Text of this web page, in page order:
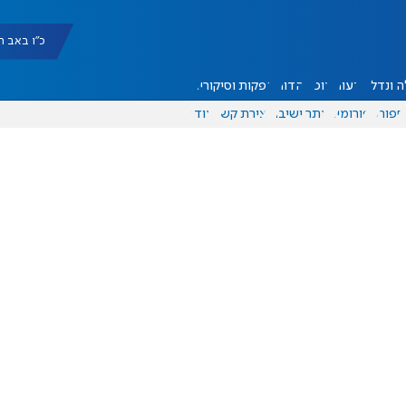
כ"ו באב
ונדל"ן דעות אוכל יהדות הפקות וסיקורים
ספורט פורומים אתר ישיבה יצירת קשר עוד